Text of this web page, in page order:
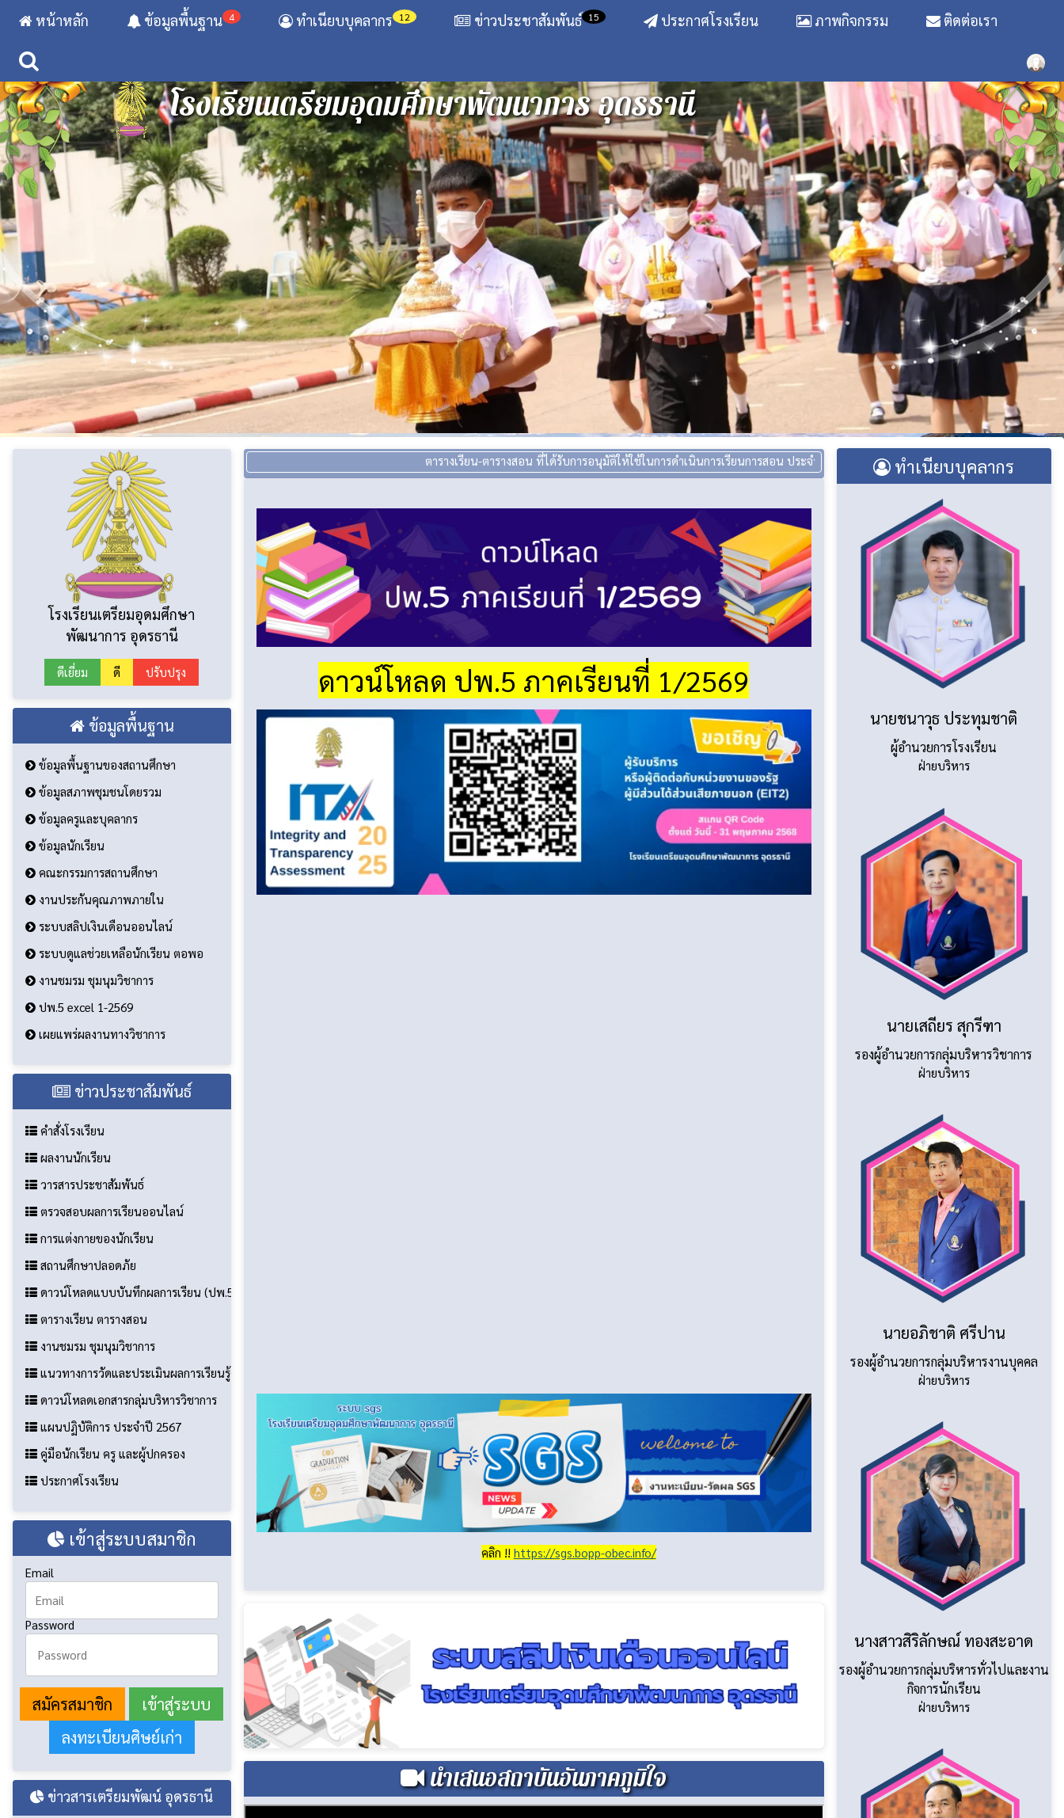
หน้าหลัก 4
ข้อมูลพื้นฐาน 12
ทำเนียบบุคลากร 15
ข่าวประชาสัมพันธ์ ประกาศโรงเรียน ภาพกิจกรรม ติดต่อเรา
โรงเรียนเตรียมอุดมศึกษาพัฒนาการ อุดรธานี
โรงเรียนเตรียมอุดมศึกษา
พัฒนาการ อุดรธานี
ดีเยี่ยม ดี ปรับปรุง
ข้อมูลพื้นฐาน
ข้อมูลพื้นฐานของสถานศึกษา
ข้อมูลสภาพชุมชนโดยรวม
ข้อมูลครูและบุคลากร
ข้อมูลนักเรียน
คณะกรรมการสถานศึกษา
งานประกันคุณภาพภายใน
ระบบสลิปเงินเดือนออนไลน์
ระบบดูแลช่วยเหลือนักเรียน ตอพอ
งานชมรม ชุมนุมวิชาการ
ปพ.5 excel 1-2569
เผยแพร่ผลงานทางวิชาการ
ข่าวประชาสัมพันธ์
คำสั่งโรงเรียน
ผลงานนักเรียน
วารสารประชาสัมพันธ์
ตรวจสอบผลการเรียนออนไลน์
การแต่งกายของนักเรียน
สถานศึกษาปลอดภัย
ดาวน์โหลดแบบบันทึกผลการเรียน (ปพ.5)
ตารางเรียน ตารางสอน
งานชมรม ชุมนุมวิชาการ
แนวทางการวัดและประเมินผลการเรียนรู้ตัวชี้วัดระหว่างทาง ตัวชี้วัดปลายทาง และเกณฑ์การตัดสินผลการเรียน
ดาวน์โหลดเอกสารกลุ่มบริหารวิชาการ
แผนปฏิบัติการ ประจำปี 2567
คู่มือนักเรียน ครู และผู้ปกครอง
ประกาศโรงเรียน
เข้าสู่ระบบสมาชิก
Email
Password
สมัครสมาชิก
ลงทะเบียนศิษย์เก่า
ข่าวสารเตรียมพัฒน์ อุดรธานี
ตารางเรียน-ตารางสอน ที่ได้รับการอนุมัติให้ใช้ในการดำเนินการเรียนการสอน ประจำปีการศึกษา 1/2569 คำสั่งโรงเรียนที่ 156/2569 เรื่อง มอบหม
ดาวน์โหลด ปพ.5 ภาคเรียนที่ 1/2569
คลิก !! https://sgs.bopp-obec.info/
นำเสนอสถาบันอันภาคภูมิใจ
ทำเนียบบุคลากร
นายชนาวุธ ประทุมชาติ
ผู้อำนวยการโรงเรียน
ฝ่ายบริหาร
นายเสถียร สุกรีฑา
รองผู้อำนวยการกลุ่มบริหารวิชาการ
ฝ่ายบริหาร
นายอภิชาติ ศรีปาน
รองผู้อำนวยการกลุ่มบริหารงานบุคคล
ฝ่ายบริหาร
นางสาวสิริลักษณ์ ทองสะอาด
รองผู้อำนวยการกลุ่มบริหารทั่วไปและงาน
กิจการนักเรียน
ฝ่ายบริหาร